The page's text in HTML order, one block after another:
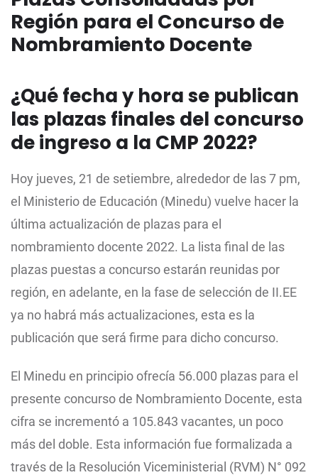
Región para el Concurso de
Nombramiento Docente
¿Qué fecha y hora se publican
las plazas finales del concurso
de ingreso a la CMP 2022?
Hoy jueves, 21 de setiembre, alrededor de las 7 pm,
el Ministerio de Educación (Minedu) vuelve hacer la
última actualización de plazas para el
nombramiento docente 2022. La lista final de las
plazas puestas a concurso estarán reunidas por
región, en adelante, en la fase de selección de II.EE
ya no habrá más actualizaciones, esta es la
publicación que será firme para dicho concurso.
El Minedu en principio ofrecía 56.000 plazas para el
presente concurso de Nombramiento Docente, esta
cifra se incrementó a 105.843 vacantes, un poco
más del doble. Esta información fue formalizada a
través de la Resolución Viceministerial (RVM) N° 092